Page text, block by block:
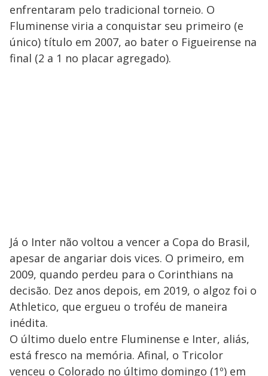
enfrentaram pelo tradicional torneio. O
Fluminense viria a conquistar seu primeiro (e
único) título em 2007, ao bater o Figueirense na
final (2 a 1 no placar agregado).
Já o Inter não voltou a vencer a Copa do Brasil,
apesar de angariar dois vices. O primeiro, em
2009, quando perdeu para o Corinthians na
decisão. Dez anos depois, em 2019, o algoz foi o
Athletico, que ergueu o troféu de maneira
inédita.
O último duelo entre Fluminense e Inter, aliás,
está fresco na memória. Afinal, o Tricolor
venceu o Colorado no último domingo (1º) em